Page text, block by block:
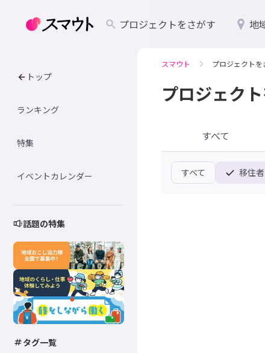
プロジェクトをさがす 地
トップ
ランキング
特集
イベントカレンダー
話題の特集
タグ一覧
スマウト プロジェクトを
プロジェク
すべて
すべて 移住